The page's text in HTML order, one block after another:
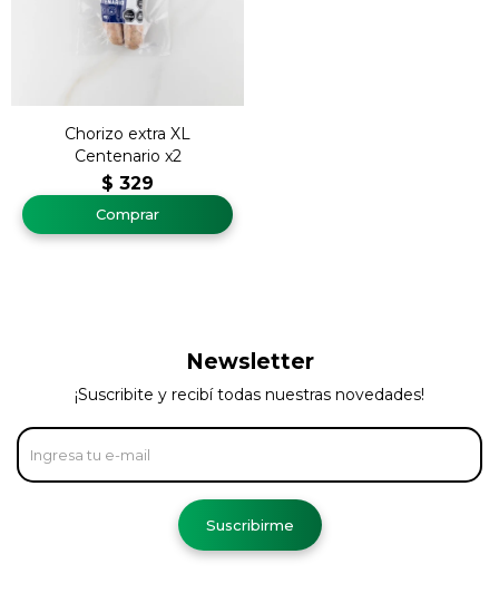
Chorizo extra XL
Centenario x2
$ 329
Newsletter
¡Suscribite y recibí todas nuestras novedades!
Suscribirme